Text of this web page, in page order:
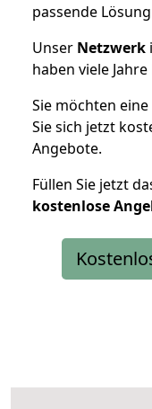
passende
Unser Netzwerk
haben viele
Sie möchten eine
Sie sich jetzt
Angebote.
Füllen Sie jetzt
kostenlose